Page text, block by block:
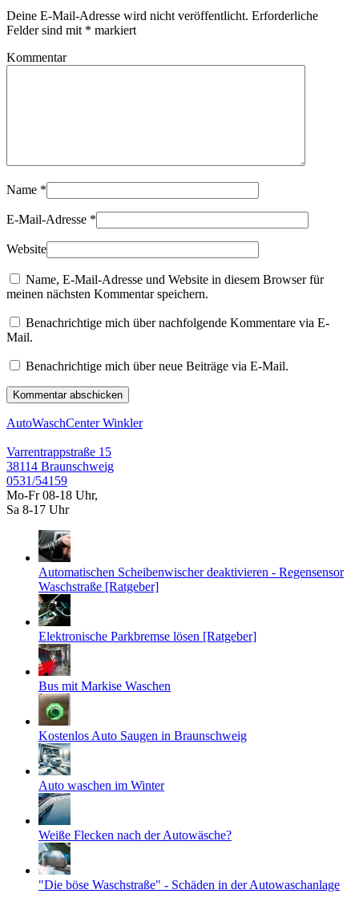
Deine E-Mail-Adresse wird nicht veröffentlicht. Erforderliche
Felder sind mit * markiert
Kommentar
Name *
E-Mail-Adresse *
Website
Name, E-Mail-Adresse und Website in diesem Browser für
meinen nächsten Kommentar speichern.
Benachrichtige mich über nachfolgende Kommentare via E-
Mail.
Benachrichtige mich über neue Beiträge via E-Mail.
Kommentar abschicken
AutoWaschCenter Winkler
Varrentrappstraße 15
38114 Braunschweig
0531/54159
Mo-Fr 08-18 Uhr,
Sa 8-17 Uhr
Automatischen Scheibenwischer deaktivieren - Regensensor
Waschstraße [Ratgeber]
Elektronische Parkbremse lösen [Ratgeber]
Bus mit Markise Waschen
Kostenlos Auto Saugen in Braunschweig
Auto waschen im Winter
Weiße Flecken nach der Autowäsche?
"Die böse Waschstraße" - Schäden in der Autowaschanlage